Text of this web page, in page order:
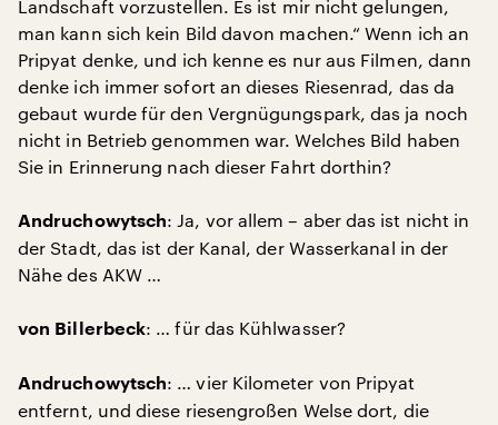
Landschaft vorzustellen. Es ist mir nicht gelungen,
man kann sich kein Bild davon machen.“ Wenn ich an
Pripyat denke, und ich kenne es nur aus Filmen, dann
denke ich immer sofort an dieses Riesenrad, das da
gebaut wurde für den Vergnügungspark, das ja noch
nicht in Betrieb genommen war. Welches Bild haben
Sie in Erinnerung nach dieser Fahrt dorthin?
Andruchowytsch: Ja, vor allem – aber das ist nicht in
der Stadt, das ist der Kanal, der Wasserkanal in der
Nähe des AKW …
von Billerbeck: … für das Kühlwasser?
Andruchowytsch: … vier Kilometer von Pripyat
entfernt, und diese riesengroßen Welse dort, die